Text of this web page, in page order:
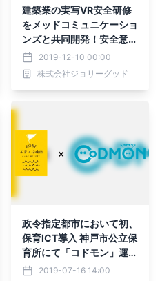
建築業の実写VR安全研修
をメッドコミュニケーショ
ンズと共同開発！安全意識
の醸成によりヒューマンエ
ラーによる労災事故を防止
2019-12-10 00:00
株式会社ジョリーグッド
政令指定都市において初、
保育ICT導入 神戸市公立保
育所にて「コドモン」運用
開始2019-07-16 14:00